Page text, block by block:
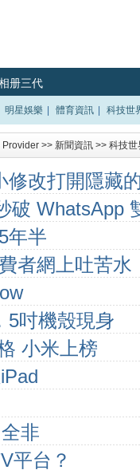
册三代
明星娛樂 體育資訊 科技世
Provider >> 新聞資訊 >> 科技世
修改打開隱藏
破 WhatsApp
年半
者網上吐苦水
5吋機殼現身
小米上榜
非
平台？